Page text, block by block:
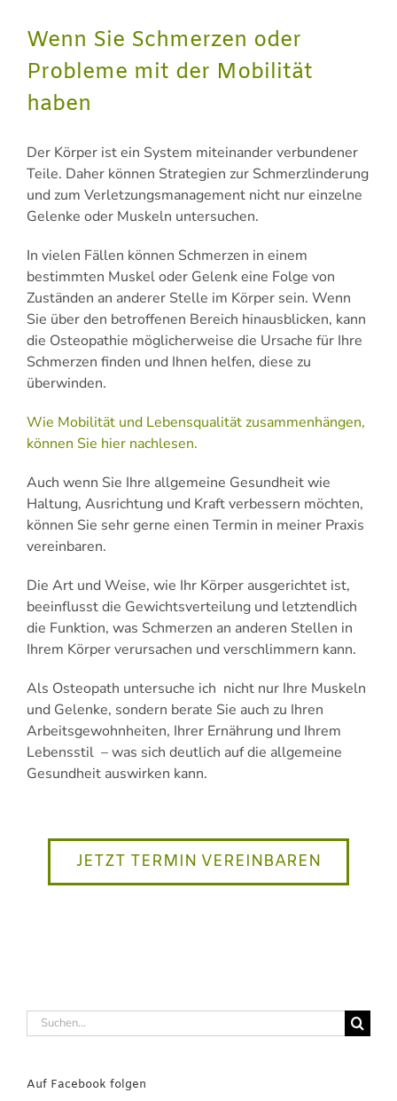
Wenn Sie Schmerzen oder
Probleme mit der Mobilität
haben
Der Körper ist ein System miteinander verbundener
Teile. Daher können Strategien zur Schmerzlinderung
und zum Verletzungsmanagement nicht nur einzelne
Gelenke oder Muskeln untersuchen.
In vielen Fällen können Schmerzen in einem
bestimmten Muskel oder Gelenk eine Folge von
Zuständen an anderer Stelle im Körper sein. Wenn
Sie über den betroffenen Bereich hinausblicken, kann
die Osteopathie möglicherweise die Ursache für Ihre
Schmerzen finden und Ihnen helfen, diese zu
überwinden.
Wie Mobilität und Lebensqualität zusammenhängen,
können Sie hier nachlesen.
Auch wenn Sie Ihre allgemeine Gesundheit wie
Haltung, Ausrichtung und Kraft verbessern möchten,
können Sie sehr gerne einen Termin in meiner Praxis
vereinbaren.
Die Art und Weise, wie Ihr Körper ausgerichtet ist,
beeinflusst die Gewichtsverteilung und letztendlich
die Funktion, was Schmerzen an anderen Stellen in
Ihrem Körper verursachen und verschlimmern kann.
Als Osteopath untersuche ich nicht nur Ihre Muskeln
und Gelenke, sondern berate Sie auch zu Ihren
Arbeitsgewohnheiten, Ihrer Ernährung und Ihrem
Lebensstil – was sich deutlich auf die allgemeine
Gesundheit auswirken kann.
JETZT TERMIN VEREINBAREN
Suche
nach:
Auf Facebook folgen